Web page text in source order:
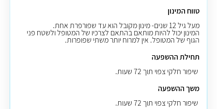
טווח המינון
מעל גיל 12 שנים- מינון מקובל הוא עד שפורפרת אחת.
המינון יכול להיות מותאם בהתאם לצרכיו של המטופל ולשטח פני
הגוף של המטופל. אין למרוח יותר משתי שפופרות.
תחילת ההשפעה
שיפור חלקי צפוי תוך 72 שעות
.
משך ההשפעה
שיפור חלקי צפוי תוך 72 שעות
.